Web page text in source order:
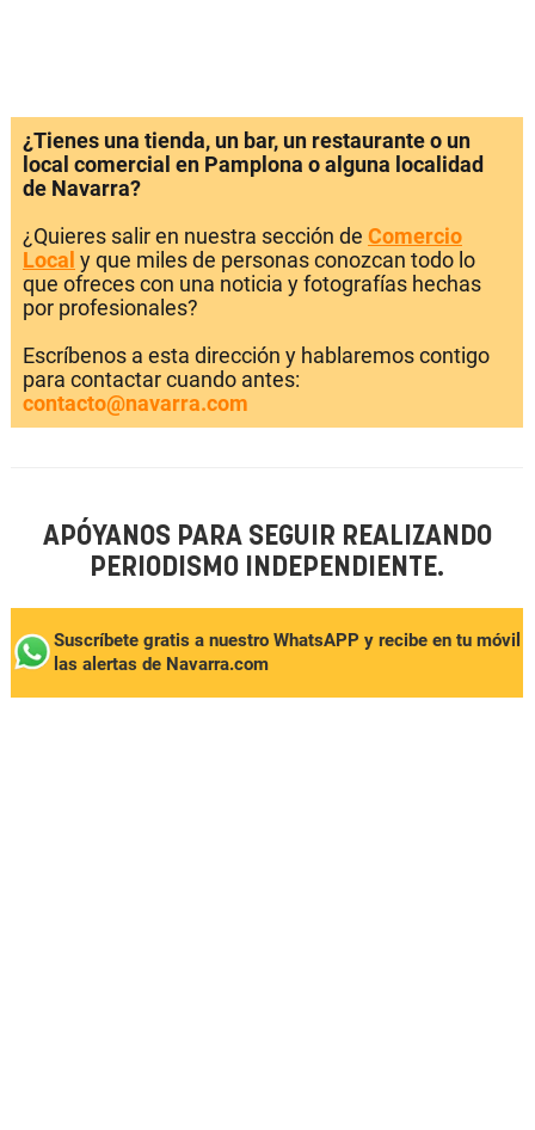
¿Tienes una tienda, un bar, un restaurante o un
local comercial en Pamplona o alguna localidad
de Navarra?
¿Quieres salir en nuestra sección de Comercio
Local y que miles de personas conozcan todo lo
que ofreces con una noticia y fotografías hechas
por profesionales?
Escríbenos a esta dirección y hablaremos contigo
para contactar cuando antes:
contacto@navarra.com
APÓYANOS PARA SEGUIR REALIZANDO
PERIODISMO INDEPENDIENTE.
Suscríbete gratis a nuestro WhatsAPP y recibe en tu móvil
las alertas de Navarra.com